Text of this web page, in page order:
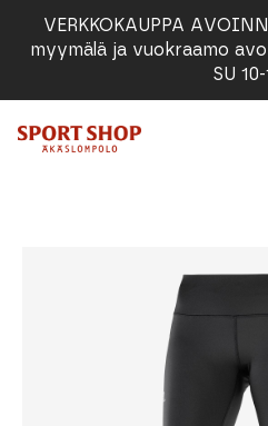
VERKKOKAUPPA
myymälä ja vuokraamo
SU 10-